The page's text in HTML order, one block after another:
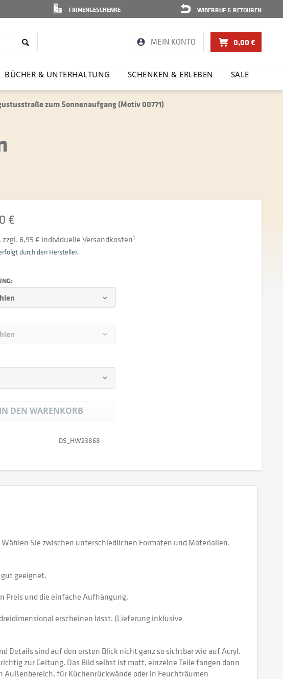
WIDERRUF & RETOUREN
FIRMENGESCHENKE
MEIN KONTO 0,00 €
BÜCHER & UNTER­HAL­TUNG SCHENKEN & ERLEBEN SALE
zum Sonnenaufgang (Motiv 00771)
€
6,95 € individuelle Versandkosten1
durch den Hersteller.
IN DEN WARENKORB
DS_HW23868
Sie zwischen unterschiedlichen Formaten und Materialien.
geeignet.
Preis und die einfache Aufhängung.
erscheinen lässt. (Lieferung inklusive
Details sind auf den ersten Blick nicht ganz so sichtbar wie auf Acryl.
zur Geltung. Das Bild selbst ist matt, einzelne Teile fangen dann
für Küchenrückwände oder in Feuchträumen